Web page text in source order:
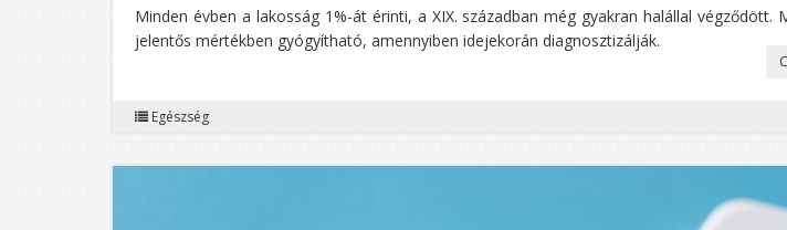
Minden évben a lakosság 1%-át érinti, a XIX. században még gyakran halállal végződött.
jelentős mértékben gyógyítható, amennyiben idejekorán diagnosztizálják.
Egészség